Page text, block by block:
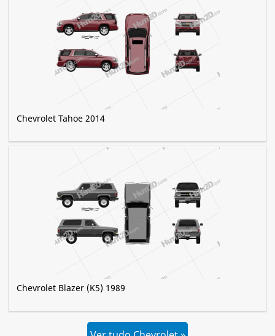
Chevrolet Tahoe 2014
Chevrolet Blazer (K5) 1989